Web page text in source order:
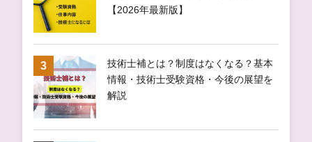
【2026年最新版】
技術士補とは？制度はなくなる？基本
情報・技術士受験資格・今後の展望を
解説